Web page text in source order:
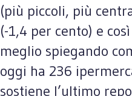
(più piccoli, più
(-1,4 per cento) e
meglio spiegando
oggi ha 236
sostiene l’ultimo